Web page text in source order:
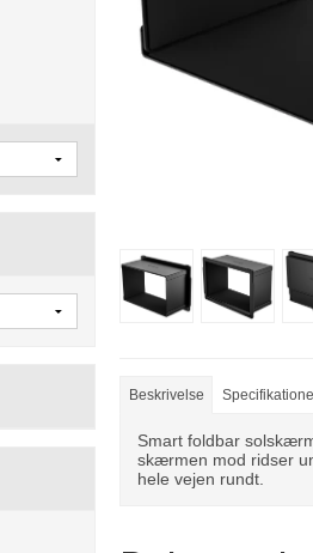
Beskrivelse
Smart foldbar
skærmen mod ridser
hele vejen rundt.